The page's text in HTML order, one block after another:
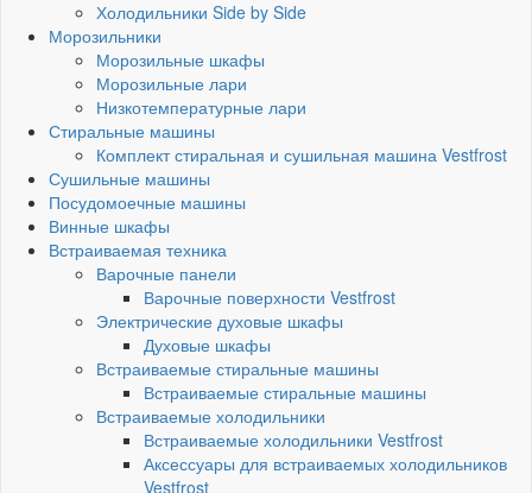
Холодильники Side by Side
Морозильники
Морозильные шкафы
Морозильные лари
Низкотемпературные лари
Стиральные машины
Комплект стиральная и сушильная машина Vestfrost
Сушильные машины
Посудомоечные машины
Винные шкафы
Встраиваемая техника
Варочные панели
Варочные поверхности Vestfrost
Электрические духовые шкафы
Духовые шкафы
Встраиваемые стиральные машины
Встраиваемые стиральные машины
Встраиваемые холодильники
Встраиваемые холодильники Vestfrost
Аксессуары для встраиваемых холодильников
Vestfrost